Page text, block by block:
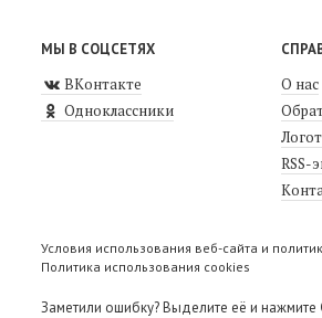
МЫ В СОЦСЕТЯХ
ВКонтакте
Одноклассники
О нас
RSS-
Условия использования веб-сайта и
Политика использования cookies
Заметили ошибку? Выделите её и нажмите